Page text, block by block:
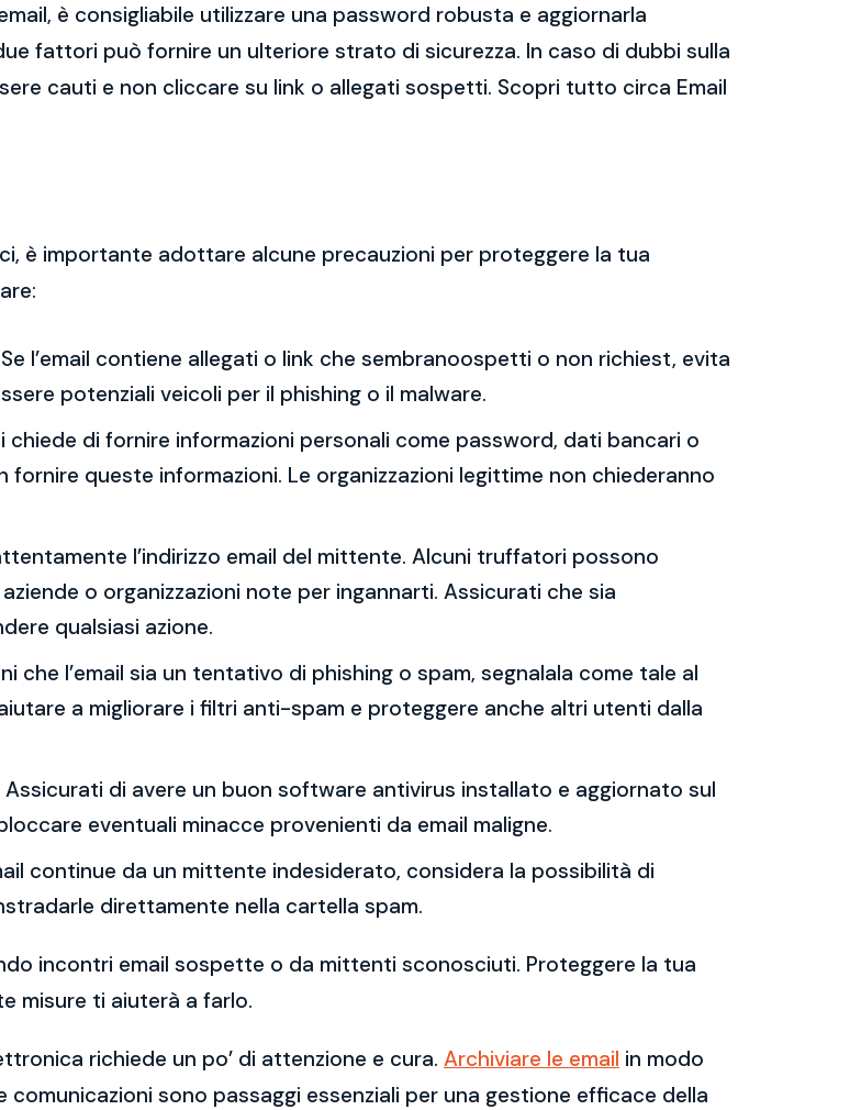
è consigliabile utilizzare una password robusta e aggiornarla
fattori può fornire un ulteriore strato di sicurezza. In caso di dubbi sulla
cauti e non cliccare su link o allegati sospetti. Scopri tutto circa Email
è importante adottare alcune precauzioni per proteggere la tua
l’email contiene allegati o link che sembranoospetti o non richiest, evita
potenziali veicoli per il phishing o il malware.
ti chiede di fornire informazioni personali come password, dati bancari o
queste informazioni. Le organizzazioni legittime non chiederanno
l’indirizzo email del mittente. Alcuni truffatori possono
o organizzazioni note per ingannarti. Assicurati che sia
qualsiasi azione.
che l’email sia un tentativo di phishing o spam, segnalala come tale al
a migliorare i filtri anti-spam e proteggere anche altri utenti dalla
Assicurati di avere un buon software antivirus installato e aggiornato sul
eventuali minacce provenienti da email maligne.
continue da un mittente indesiderato, considera la possibilità di
direttamente nella cartella spam.
incontri email sospette o da mittenti sconosciuti. Proteggere la tua
misure ti aiuterà a farlo.
richiede un po’ di attenzione e cura. Archiviare le email in modo
sono passaggi essenziali per una gestione efficace della